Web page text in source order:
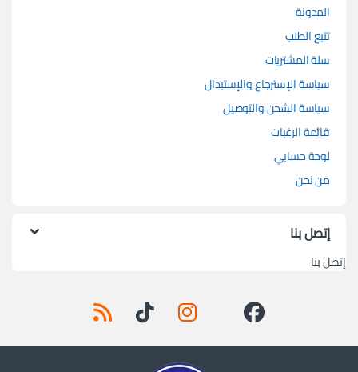
المدونة
تتبع الطلب
سلة المشتريات
سياسة الإسترجاع والإستبدال
سياسة الشحن والتوصيل
قائمة الرغبات
لوحة حسابي
من نحن
إتصل بنا
إتصل بنا